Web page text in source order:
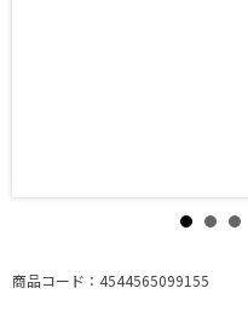
商品コード：4544565099155